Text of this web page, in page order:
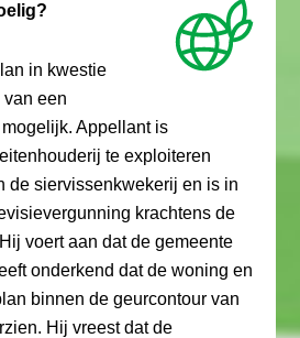
in kwestie
van een
Appellant is
te exploiteren
de siervissenkwekerij en is in
krachtens de
voert aan dat de gemeente
onderkend dat de woning en
binnen de geurcontour van
Hij vreest dat de